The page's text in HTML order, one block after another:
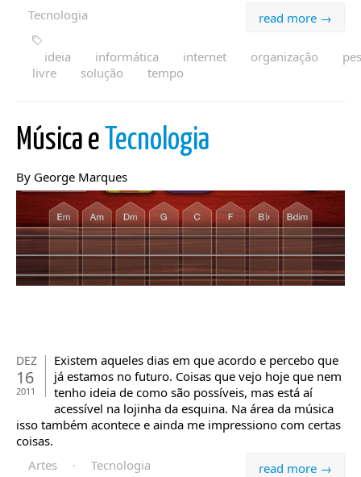
read more →
Tecnologia
ideia informática internet organização
livre
solução tempo
Música e Tecnologia
By George Marques
DEZ
16
2011
Existem aqueles dias em que acordo e percebo que
já estamos no futuro. Coisas que vejo hoje que nem
tenho ideia de como são possíveis, mas está aí
acessível na lojinha da esquina. Na área da música
isso também acontece e ainda me impressiono com certas
coisas.
read more →
Artes · Tecnologia